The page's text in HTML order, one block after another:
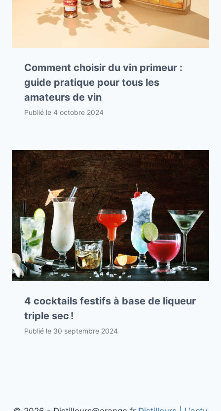
Comment choisir du vin primeur :
guide pratique pour tous les
amateurs de vin
Publié le 4 octobre 2024
4 cocktails festifs à base de liqueur
triple sec !
Publié le 30 septembre 2024